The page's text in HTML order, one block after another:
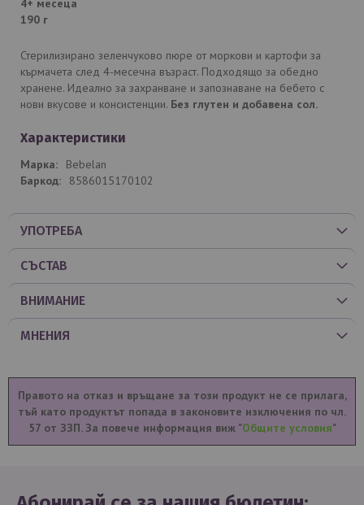
4+ мeсеца
190 г
Стерилизирано зеленчуково пюре от моркови и картофи за
кърмачета след 4-месечна възраст. Подходящо за обедно
хранене. Идеално за захранване и запознаване на бебето с
нови вкусове и консистенции. Без глутен и добавена сол.
Характеристики
Bebelan
8586015170102
УПОТРЕБА
СЪСТАВ
ВНИМАНИЕ
МНЕНИЯ
Правото на отказ и връщане за този продукт не се прилага,
тъй като продуктът попада в законовите изключения по чл.
57 от ЗЗП. За повече информация виж "Общите условия"